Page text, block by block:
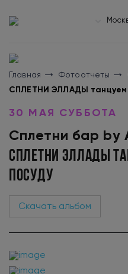
Главная Фотоотчеты
СПЛЕТНИ ЭЛЛАДЫ танцуем
30 МАЯ СУББОТА
Сплетни бар by
СПЛЕТНИ ЭЛЛАДЫ
ПОСУДУ
Скачать альбом